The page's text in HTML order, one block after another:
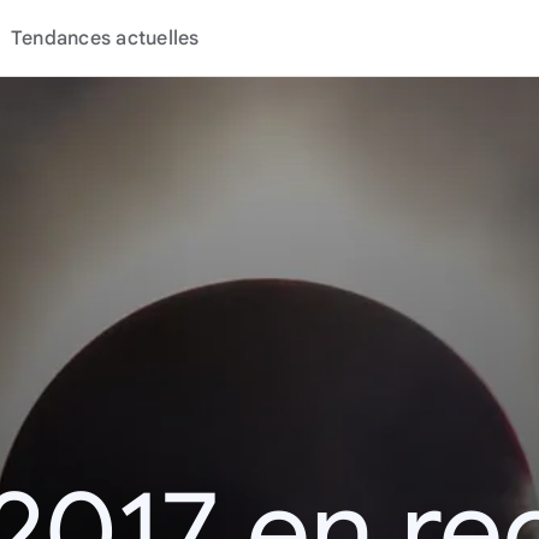
Tendances actuelles